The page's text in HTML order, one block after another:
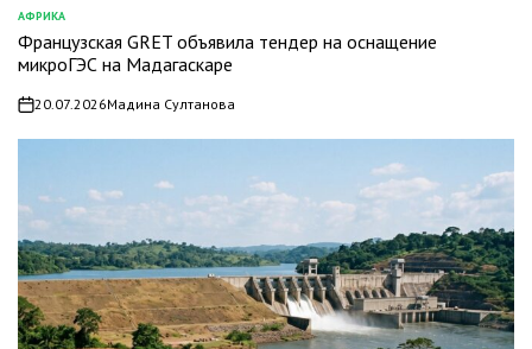
ОПУБЛИКОВАНО
В
АФРИКА
Французская GRET объявила тендер на оснащение
микроГЭС на Мадагаскаре
on20.07.2026Мадина Султанова